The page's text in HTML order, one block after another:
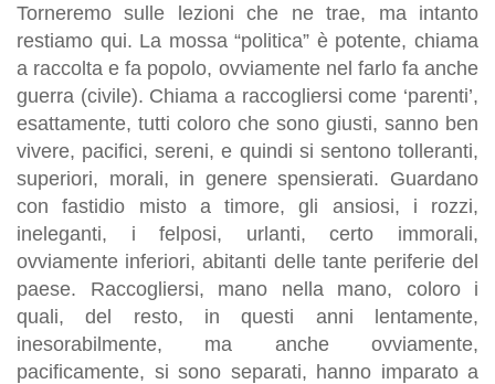
Torneremo sulle lezioni che ne trae, ma intanto
restiamo qui. La mossa “politica” è potente, chiama
a raccolta e fa popolo, ovviamente nel farlo fa anche
guerra (civile). Chiama a raccogliersi come ‘parenti’,
esattamente, tutti coloro che sono giusti, sanno ben
vivere, pacifici, sereni, e quindi si sentono tolleranti,
superiori, morali, in genere spensierati. Guardano
con fastidio misto a timore, gli ansiosi, i rozzi,
ineleganti, i felposi, urlanti, certo immorali,
ovviamente inferiori, abitanti delle tante periferie del
paese. Raccogliersi, mano nella mano, coloro i
quali, del resto, in questi anni lentamente,
inesorabilmente, ma anche ovviamente,
pacificamente, si sono separati, hanno imparato a